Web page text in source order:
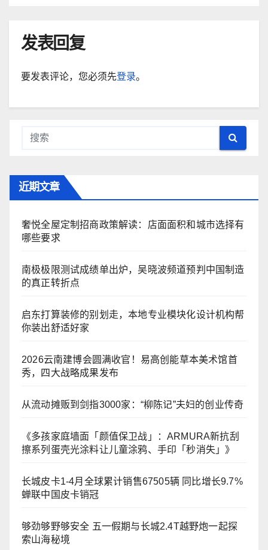
发表回复
要发表评论，您必须先登录。
近期文章
奢悦全屋定制招商政策解读：店面面积和城市选择有
哪些要求
南极极限测试成绩单出炉，吴晓波频道预判中国制造
的真正转折点
启东打算装修的别划走，本地专业模块化设计机构帮
你装出舒适好家
2026云南建博会圆满收官！易高创能草本美术馆首
秀，四大战略成果发布
从流动摊贩到剑指3000家：“柳陈记”夫妇的创业传奇
《多孩家庭墙面「颜值保卫战」：ARMURA新抗刮
擦系列蛋壳光涂料让儿童涂鸦、手印「秒消失」》
长城皮卡1-4月全球累计销售67505辆 同比增长9.7%
蝉联中国皮卡销冠
够劲够野够安全 五一假期与长城2.4T越野炮一起探
索山海秘境